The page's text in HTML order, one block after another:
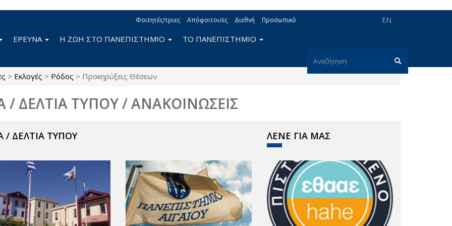
EN
Φοιτητές/τριες Απόφοιτοι/ες Διεθνή Προσωπικό
Φόρμα
ΕΡΕΥΝΑ Η ΖΩΗ ΣΤΟ ΠΑΝΕΠΙΣΤΗΜΙΟ ΤΟ ΠΑΝΕΠΙΣΤΗΜΙΟ
> Εκλογές > Ρόδος > Προκηρύξεις Θέσεων
/ ΔΕΛΤΙΑ ΤΥΠΟΥ / ΑΝΑΚΟΙΝΩΣΕΙΣ
/ ΔΕΛΤΙΑ ΤΥΠΟΥ ΛΕΝΕ ΓΙΑ ΜΑΣ